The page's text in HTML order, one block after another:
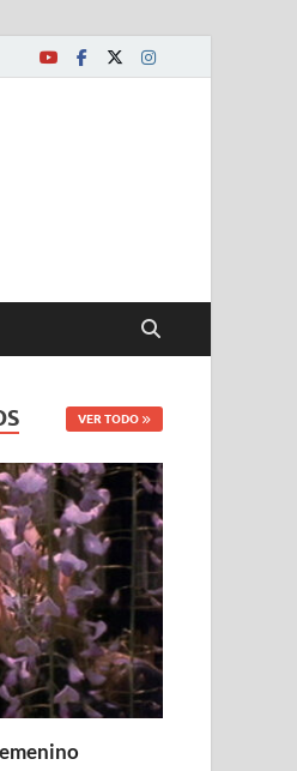
VER TODO